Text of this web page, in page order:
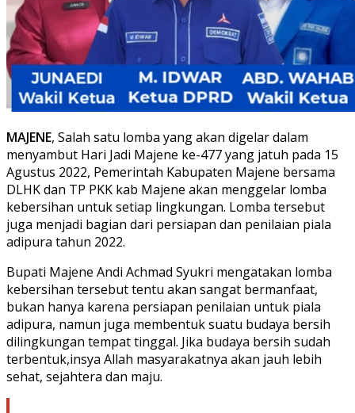
MAJENE, Salah satu lomba yang akan digelar dalam
menyambut Hari Jadi Majene ke-477 yang jatuh pada 15
Agustus 2022, Pemerintah Kabupaten Majene bersama
DLHK dan TP PKK kab Majene akan menggelar lomba
kebersihan untuk setiap lingkungan. Lomba tersebut
juga menjadi bagian dari persiapan dan penilaian piala
adipura tahun 2022.
Bupati Majene Andi Achmad Syukri mengatakan lomba
kebersihan tersebut tentu akan sangat bermanfaat,
bukan hanya karena persiapan penilaian untuk piala
adipura, namun juga membentuk suatu budaya bersih
dilingkungan tempat tinggal. Jika budaya bersih sudah
terbentuk,insya Allah masyarakatnya akan jauh lebih
sehat, sejahtera dan maju.